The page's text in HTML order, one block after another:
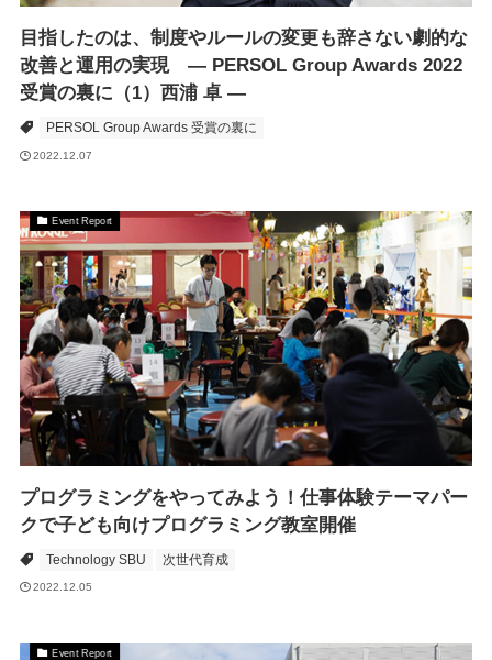
目指したのは、制度やルールの変更も辞さない劇的な
改善と運用の実現 ― PERSOL Group Awards 2022
受賞の裏に（1）西浦 卓 ―
PERSOL Group Awards 受賞の裏に
2022.12.07
Event Report
プログラミングをやってみよう！仕事体験テーマパー
クで子ども向けプログラミング教室開催
Technology SBU 次世代育成
2022.12.05
Event Report